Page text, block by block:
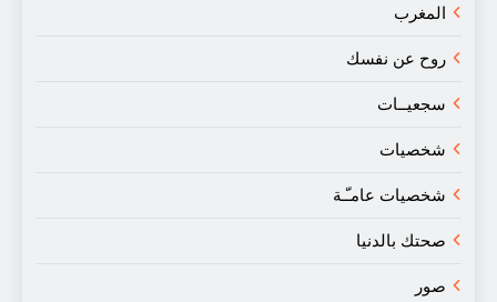
المغرب
روح عن نفسك
سجعيــات
شخصيات
شخصيات عامـّـة
صحتك بالدنيا
صور